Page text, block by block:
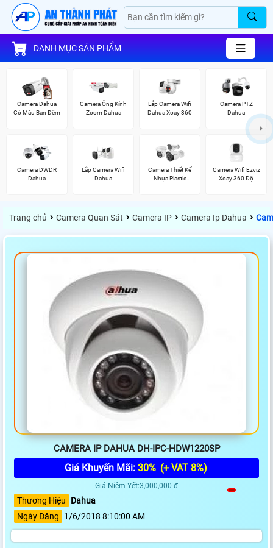
DANH MỤC SẢN PHẨM
Camera Dahua
Có Màu Ban Đêm
Camera Ống Kính
Zoom Dahua
Lắp Camera Wifi
Dahua Xoay 360
Camera PTZ
Dahua
Camera DWDR
Dahua
Lắp Camera Wifi
Dahua
Camera Thiết Kế
Nhựa Plastic
Camera Wifi Ezviz
Xoay 360 Độ
Trang chủ › Camera Quan Sát › Camera IP › Camera Ip Dahua ›
CAMERA IP DAHUA DH-IPC-HDW1220SP
Giá Khuyến Mãi: 30% (+ VAT 8%)
Giá Niêm Yết:3,000,000 ₫
Thương Hiệu
Dahua
Ngày Đăng
1/6/2018 8:10:00 AM